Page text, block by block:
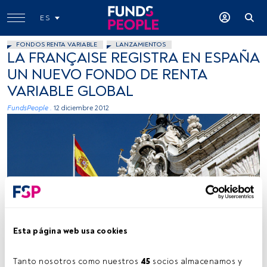
Esta página web usa cookies
Tanto nosotros como nuestros 45 socios almacenamos y
ES
FONDOS RENTA VARIABLE LANZAMIENTOS
LA FRANÇAISE REGISTRA EN ESPAÑA
UN NUEVO FONDO DE RENTA
VARIABLE GLOBAL
FundsPeople . 12 diciembre 2012
Tiempo lectura:1 min.